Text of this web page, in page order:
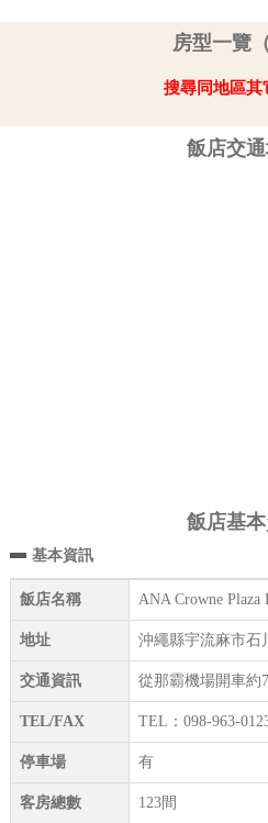
房型一覽（
搜尋同地區其
飯店交通
飯店基
基本資訊
飯店名稱 ANA Crowne Plaza
地址 沖繩縣宇流麻市石
交通資訊 從那霸機場開車約
TEL/FAX TEL：098-963-
停車場 有
客房總數 123間